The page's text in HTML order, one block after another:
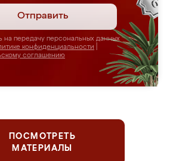
Отправить
на передачу персональных данных
конфиденциальности
соглашению
ПОСМОТРЕТЬ
МАТЕРИАЛЫ